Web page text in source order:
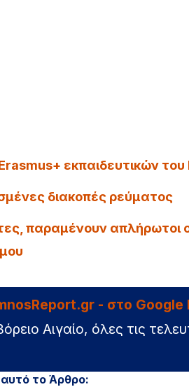
εκπαιδευτικών
διακοπές ρεύματος
παραμένουν απλήρωτοι
- στο Google
Αιγαίο, όλες τις
αυτό το Άρθρο: